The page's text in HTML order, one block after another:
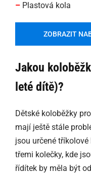
– Plastová kola
ZOBRAZIT
Jakou
leté dítě)?
Dětské koloběžky
mají ještě stále
jsou určené
třemi kolečky, kde
řídítek by měla být